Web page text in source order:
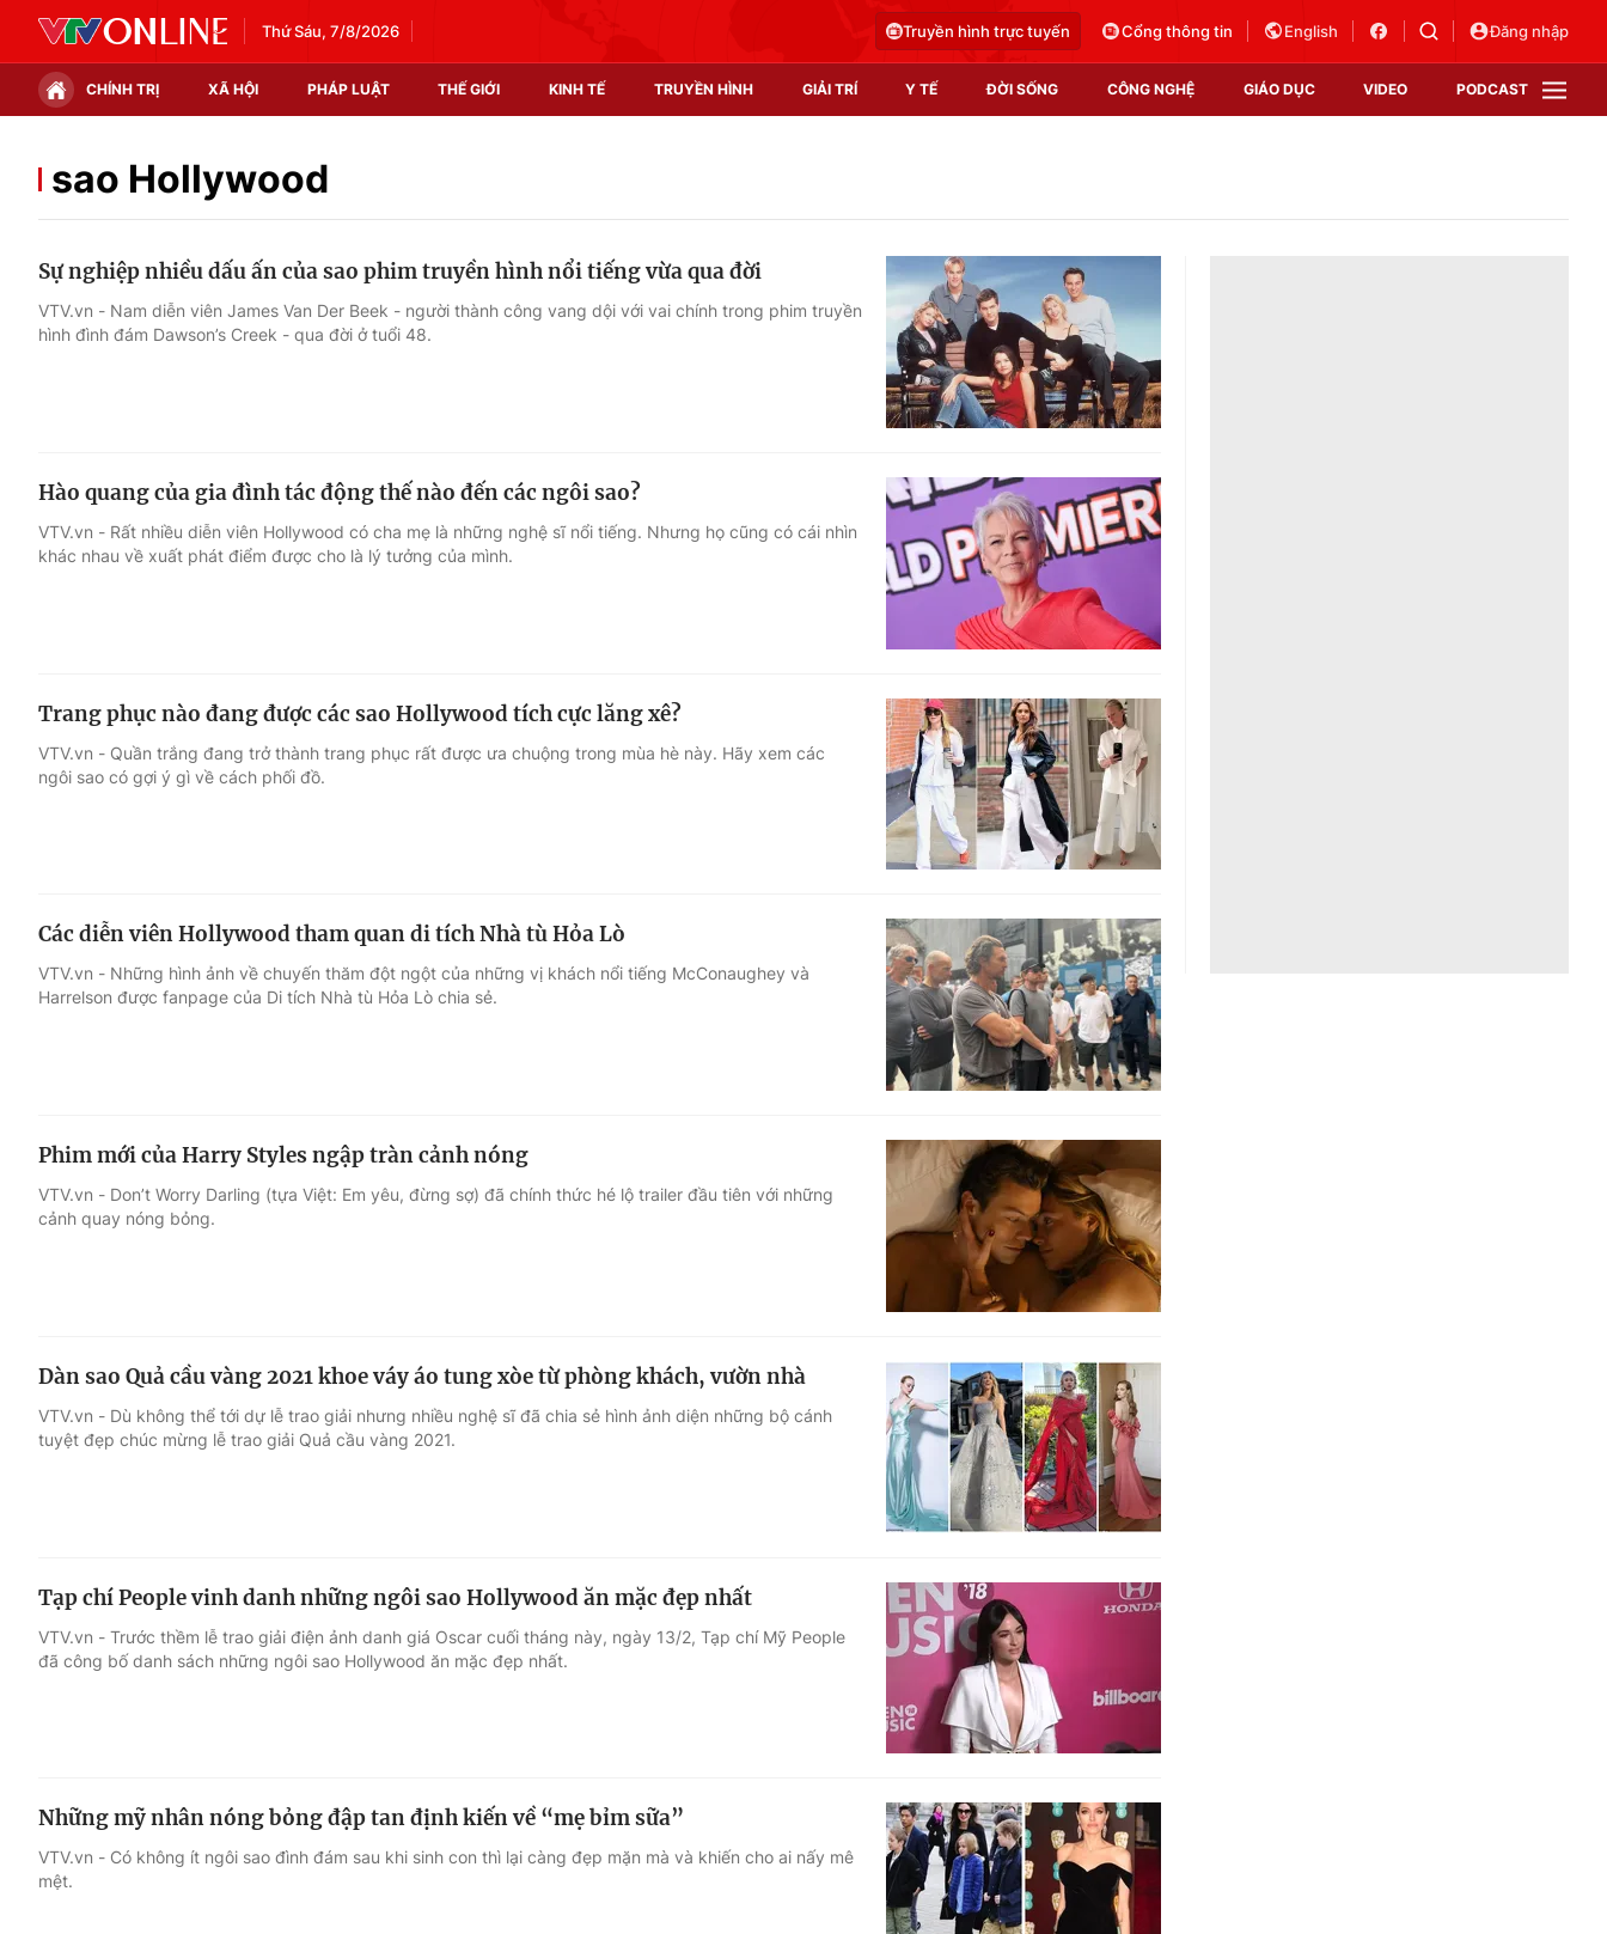
Thứ Sáu, 7/8/2026 Truyền hình trực tuyến Cổng thông tin English Đăng nhập
CHÍNH TRỊ XÃ HỘI PHÁP LUẬT THẾ GIỚI KINH TẾ TRUYỀN HÌNH GIẢI TRÍ Y TẾ ĐỜI SỐNG CÔNG NGHỆ GIÁO DỤC VIDEO PODCAST
Thế giới đó đây
Thị trường
Video
Shorts video
Podcast
EMagazine
Photo
Infographic
Góc ảnh
Điện ảnh
Âm nhạc
Sao
Du lịch
Làm đẹp
Tuyển sinh
Học trực tuyến
Công nghệ
Hitech Công nghệ tương lai
Sản phẩm
Thị trường
Tư vấn
VTV Sức khoẻ
sao Hollywood
Sự nghiệp nhiều dấu ấn của sao phim truyền hình nổi tiếng vừa qua đời
VTV.vn - Nam diễn viên James Van Der Beek - người thành công vang dội với vai chính trong phim truyền
hình đình đám Dawson’s Creek - qua đời ở tuổi 48.
Hào quang của gia đình tác động thế nào đến các ngôi sao?
VTV.vn - Rất nhiều diễn viên Hollywood có cha mẹ là những nghệ sĩ nổi tiếng. Nhưng họ cũng có cái nhìn
khác nhau về xuất phát điểm được cho là lý tưởng của mình.
Trang phục nào đang được các sao Hollywood tích cực lăng xê?
VTV.vn - Quần trắng đang trở thành trang phục rất được ưa chuộng trong mùa hè này. Hãy xem các
ngôi sao có gợi ý gì về cách phối đồ.
Các diễn viên Hollywood tham quan di tích Nhà tù Hỏa Lò
VTV.vn - Những hình ảnh về chuyến thăm đột ngột của những vị khách nổi tiếng McConaughey và
Harrelson được fanpage của Di tích Nhà tù Hỏa Lò chia sẻ.
Phim mới của Harry Styles ngập tràn cảnh nóng
VTV.vn - Don’t Worry Darling (tựa Việt: Em yêu, đừng sợ) đã chính thức hé lộ trailer đầu tiên với những
cảnh quay nóng bỏng.
Dàn sao Quả cầu vàng 2021 khoe váy áo tung xòe từ phòng khách, vườn nhà
VTV.vn - Dù không thể tới dự lễ trao giải nhưng nhiều nghệ sĩ đã chia sẻ hình ảnh diện những bộ cánh
tuyệt đẹp chúc mừng lễ trao giải Quả cầu vàng 2021.
Tạp chí People vinh danh những ngôi sao Hollywood ăn mặc đẹp nhất
VTV.vn - Trước thềm lễ trao giải điện ảnh danh giá Oscar cuối tháng này, ngày 13/2, Tạp chí Mỹ People
đã công bố danh sách những ngôi sao Hollywood ăn mặc đẹp nhất.
Những mỹ nhân nóng bỏng đập tan định kiến về “mẹ bỉm sữa”
VTV.vn - Có không ít ngôi sao đình đám sau khi sinh con thì lại càng đẹp mặn mà và khiến cho ai nấy mê
mệt.